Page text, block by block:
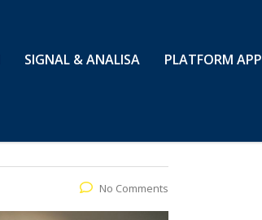
SIGNAL & ANALISA PLATFORM APP
No Comments